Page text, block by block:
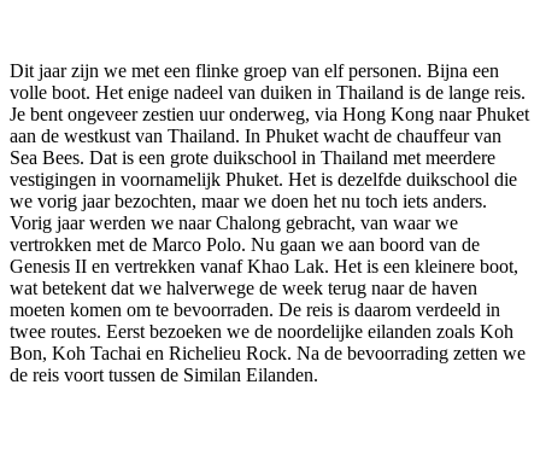
Dit jaar zijn we met een flinke groep van elf personen. Bijna een
volle boot. Het enige nadeel van duiken in Thailand is de lange reis.
Je bent ongeveer zestien uur onderweg, via Hong Kong naar Phuket
aan de westkust van Thailand. In Phuket wacht de chauffeur van
Sea Bees. Dat is een grote duikschool in Thailand met meerdere
vestigingen in voornamelijk Phuket. Het is dezelfde duikschool die
we vorig jaar bezochten, maar we doen het nu toch iets anders.
Vorig jaar werden we naar Chalong gebracht, van waar we
vertrokken met de Marco Polo. Nu gaan we aan boord van de
Genesis II en vertrekken vanaf Khao Lak. Het is een kleinere boot,
wat betekent dat we halverwege de week terug naar de haven
moeten komen om te bevoorraden. De reis is daarom verdeeld in
twee routes. Eerst bezoeken we de noordelijke eilanden zoals Koh
Bon, Koh Tachai en Richelieu Rock. Na de bevoorrading zetten we
de reis voort tussen de Similan Eilanden.